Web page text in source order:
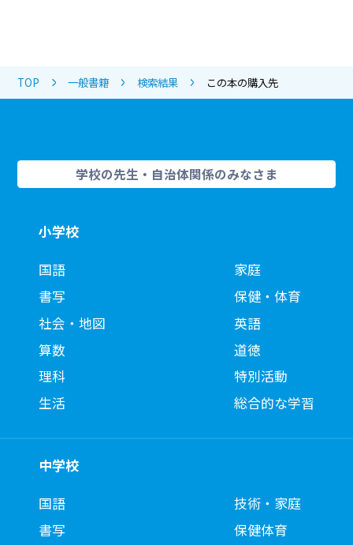
TOP 一般書籍 検索結果 この本の購入先
学校の先生・自治体関係のみなさま
小学校
国語
書写
社会・地図
算数
理科
生活
家庭
保健・体育
英語
道徳
特別活動
総合的な学習
中学校
国語
書写
技術・家庭
保健体育